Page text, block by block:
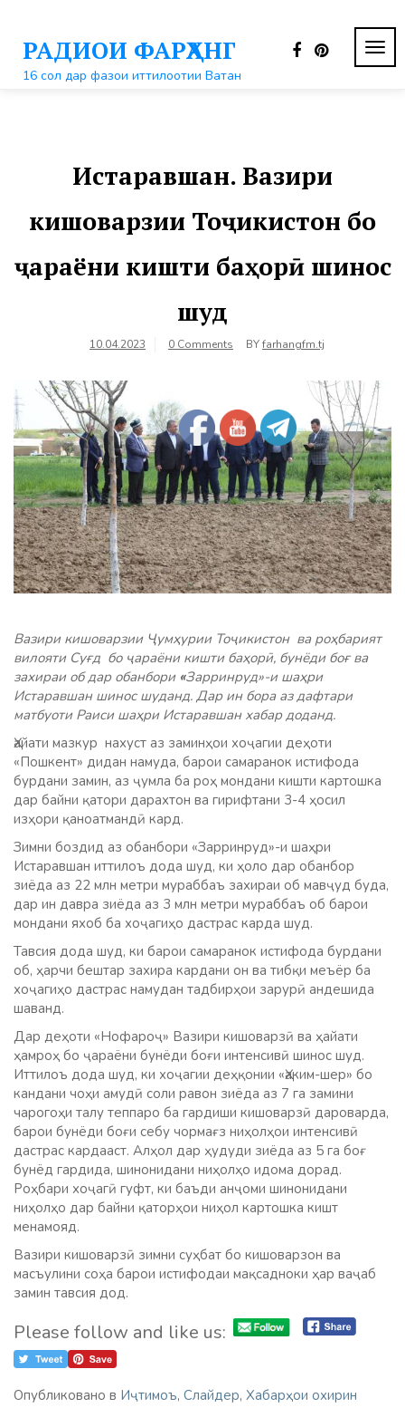
контентуРАДИОИ ФАРҲАНГ
16 сол дар фазои иттилоотии Ватан
Истаравшан. Вазири
кишоварзии Тоҷикистон бо
ҷараёни кишти баҳорӣ шинос
шуд
10.04.2023 0 Comments BYfarhangfm.tj
Вазири кишоварзии Ҷумҳурии Тоҷикистон ва роҳбарият
вилояти Суғд бо ҷараёни кишти баҳорӣ, бунёди боғ ва
захираи об дар обанбори «Зарринруд»-и шаҳри
Истаравшан шинос шуданд. Дар ин бора аз дафтари
матбуоти Раиси шаҳри Истаравшан хабар доданд.
Ҳайати мазкур нахуст аз заминҳои хоҷагии деҳоти
«Пошкент» дидан намуда, барои самаранок истифода
бурдани замин, аз ҷумла ба роҳ мондани кишти картошка
дар байни қатори дарахтон ва гирифтани 3-4 ҳосил
изҳори қаноатмандӣ кард.
Зимни боздид аз обанбори «Зарринруд»-и шаҳри
Истаравшан иттилоъ дода шуд, ки ҳоло дар обанбор
зиёда аз 22 млн метри мураббаъ захираи об мавҷуд буда,
дар ин давра зиёда аз 3 млн метри мураббаъ об барои
мондани яхоб ба хоҷагиҳо дастрас карда шуд.
Тавсия дода шуд, ки барои самаранок истифода бурдани
об, ҳарчи бештар захира кардани он ва тибқи меъёр ба
хоҷагиҳо дастрас намудан тадбирҳои зарурӣ андешида
шаванд.
Дар деҳоти «Нофароҷ» Вазири кишоварзӣ ва ҳайати
ҳамроҳ бо ҷараёни бунёди боғи интенсивӣ шинос шуд.
Иттилоъ дода шуд, ки хоҷагии деҳқонии «Ҳаким-шер» бо
кандани чоҳи амудӣ соли равон зиёда аз 7 га замини
чарогоҳи талу теппаро ба гардиши кишоварзӣ дароварда,
барои бунёди боғи себу чормағз ниҳолҳои интенсивӣ
дастрас кардааст. Алҳол дар ҳудуди зиёда аз 5 га боғ
бунёд гардида, шинонидани ниҳолҳо идома дорад.
Роҳбари хоҷагӣ гуфт, ки баъди анҷоми шинонидани
ниҳолҳо дар байни қаторҳои ниҳол картошка кишт
менамояд.
Вазири кишоварзӣ зимни суҳбат бо кишоварзон ва
масъулини соҳа барои истифодаи мақсадноки ҳар ваҷаб
замин тавсия дод.
Please follow and like us:
Опубликовано в Иҷтимоъ, Слайдер, Хабарҳои охирин